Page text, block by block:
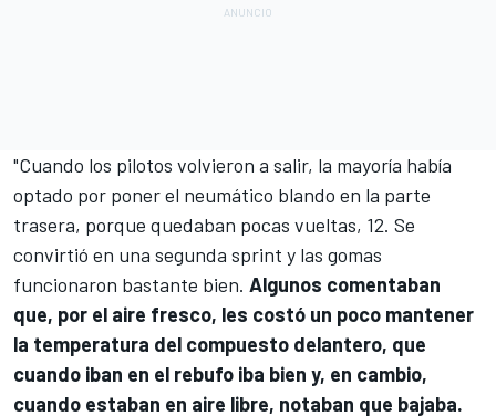
"Cuando los pilotos volvieron a salir, la mayoría había
optado por poner el neumático blando en la parte
trasera, porque quedaban pocas vueltas, 12. Se
convirtió en una segunda sprint y las gomas
funcionaron bastante bien. Algunos comentaban
que, por el aire fresco, les costó un poco mantener
la temperatura del compuesto delantero, que
cuando iban en el rebufo iba bien y, en cambio,
cuando estaban en aire libre, notaban que bajaba.